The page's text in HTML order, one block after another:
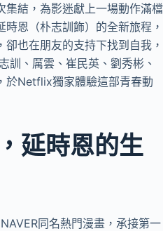
集結，為影迷獻上一場動作滿檔
恩（朴志訓飾）的全新旅程，
也在朋友的支持下找到自我，
訓、厲雲、崔民英、劉秀彬、
於Netflix獨家體驗這部青春動
延時恩的生
同名熱門漫畫，承接第一